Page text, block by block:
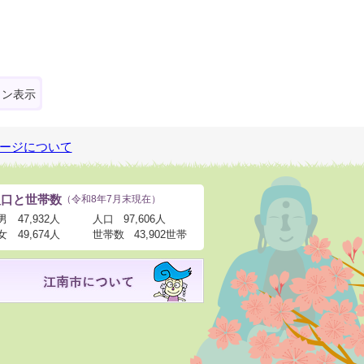
表示
ジについて
と世帯数 （令和8年7月末現在）
47,932人
49,674人
人口
97,606人
世帯数
43,902世帯